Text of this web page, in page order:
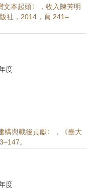
文本起頭〉，收入陳芳明
社，2014，頁 241–
度
構與戰後貢獻〉，《臺大
。
度